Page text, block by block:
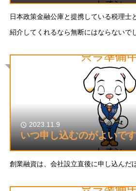
日本政策金融公庫と提携している税理士
紹介してくれるなら無断にはならないで
2023.11.9
いつ申し込むのがよいで
創業融資は、会社設立直後に申し込んだ